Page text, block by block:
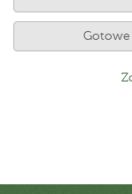
Gotowe